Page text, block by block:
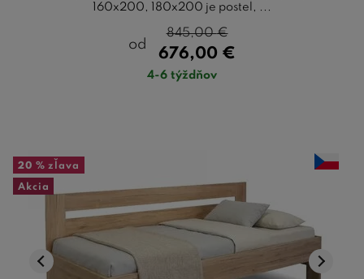
160x200, 180x200 je posteľ, ...
od
676,00 €
845,00€
4-6 týždňov
20 % zľava
Akcia